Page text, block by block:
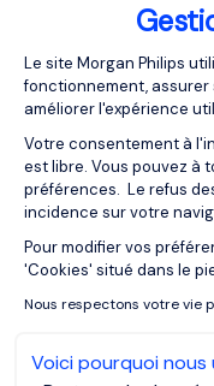
Plateforme
Le site Morgan Philips
fonctionnement,
améliorer l'expérience
Votre consentement à
est libre. Vous pouvez à
préférences. Le refus
incidence sur votre
Pour modifier vos
'Cookies' situé dans le
Nous respectons votre vie
Voici pourquoi nous
Jak